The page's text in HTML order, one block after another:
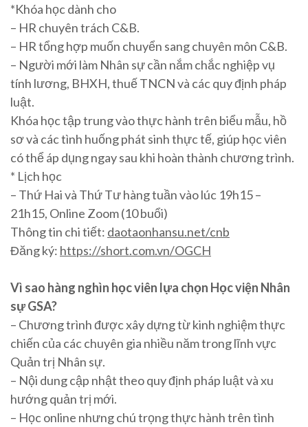
*Khóa học dành cho
– HR chuyên trách C&B.
– HR tổng hợp muốn chuyển sang chuyên môn C&B.
– Người mới làm Nhân sự cần nắm chắc nghiệp vụ
tính lương, BHXH, thuế TNCN và các quy định pháp
luật.
Khóa học tập trung vào thực hành trên biểu mẫu, hồ
sơ và các tình huống phát sinh thực tế, giúp học viên
có thể áp dụng ngay sau khi hoàn thành chương trình.
* Lịch học
– Thứ Hai và Thứ Tư hàng tuần vào lúc 19h15 –
21h15, Online Zoom (10 buổi)
Thông tin chi tiết: daotaonhansu.net/cnb
Đăng ký: https://short.com.vn/OGCH
Vì sao hàng nghìn học viên lựa chọn Học viện Nhân
sự GSA?
– Chương trình được xây dựng từ kinh nghiệm thực
chiến của các chuyên gia nhiều năm trong lĩnh vực
Quản trị Nhân sự.
– Nội dung cập nhật theo quy định pháp luật và xu
hướng quản trị mới.
– Học online nhưng chú trọng thực hành trên tình